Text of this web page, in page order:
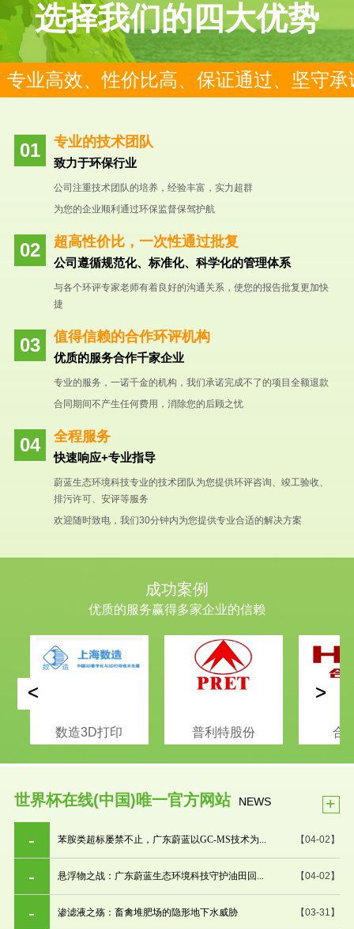
选择我们的四大优势
专业高效、性价比高、保证通过、坚守承
专业的技术团队
致力于环保行业
公司注重技术团队的培养，经验丰富，实力超群
为您的企业顺利通过环保监督保驾护航
超高性价比，一次性通过批复
公司遵循规范化、标准化、科学化的管理体系
与各个环评专家老师有着良好的沟通关系，使您的报告批复更加快
捷
值得信赖的合作环评机构
优质的服务合作千家企业
专业的服务，一诺千金的机构，我们承诺完成不了的项目全额退款
合同期间不产生任何费用，消除您的后顾之忧
全程服务
快速响应+专业指导
蔚蓝生态环境科技专业的技术团队为您提供环评咨询、竣工验收、
排污许可、安评等服务
欢迎随时致电，我们30分钟内为您提供专业合适的解决方案
成功案例
优质的服务赢得多家企业的信赖
数造3D打印 普利特股份 合
< >
世界杯在线(中国)唯一官方网站 NEWS +
【04-02】
苯胺类超标屡禁不止，广东蔚蓝以GC-MS技术为...
【04-02】
悬浮物之战：广东蔚蓝生态环境科技守护油田回...
【03-31】
渗滤液之殇：畜禽堆肥场的隐形地下水威胁